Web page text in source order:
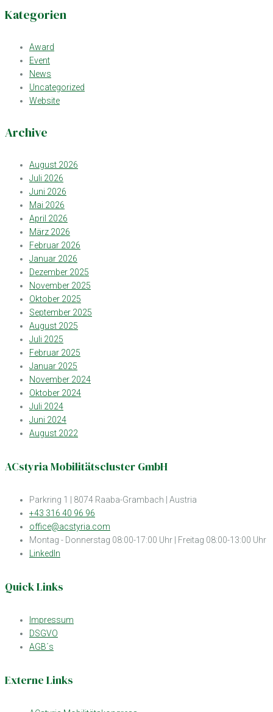
Kategorien
Award
Event
News
Uncategorized
Website
Archive
August 2026
Juli 2026
Juni 2026
Mai 2026
April 2026
März 2026
Februar 2026
Januar 2026
Dezember 2025
November 2025
Oktober 2025
September 2025
August 2025
Juli 2025
Februar 2025
Januar 2025
November 2024
Oktober 2024
Juli 2024
Juni 2024
August 2022
ACstyria Mobilitätscluster GmbH
Parkring 1 | 8074 Raaba-Grambach | Austria
+43 316 40 96 96
office@acstyria.com
Montag - Donnerstag 08:00-17:00 Uhr | Freitag 08:00-13:00 Uhr
LinkedIn
Quick Links
Impressum
DSGVO
AGB´s
Externe Links